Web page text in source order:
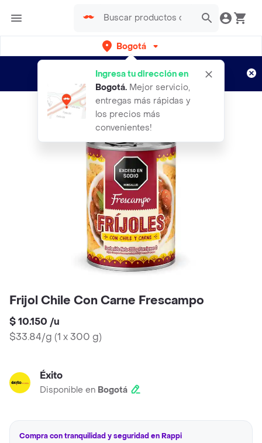
Bogotá
Ingresa tu dirección en
Bogotá. Mejor servicio,
entregas más rápidas y
los precios más
convenientes!
envíos gratis por semanas
Aplican TyC
Frijol Chile Con Carne Frescampo
$ 10.150 /u
$33.84/g (1 x 300 g)
Éxito
Disponible en Bogotá
Compra con tranquilidad y seguridad en Rappi